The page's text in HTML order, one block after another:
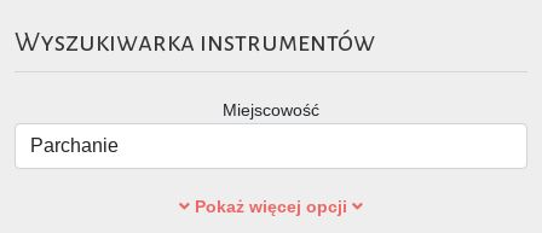
Wyszukiwarka instrumentów
Miejscowość
Pokaż więcej opcji